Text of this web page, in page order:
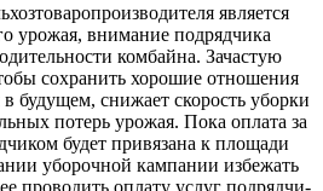
явля­ет­ся
уро­жая, вни­ма­ние под­ряд­чи­ка
ком­бай­на. Зача­стую
сохра­нить хоро­шие отно­ше­ния
в буду­щем, сни­жа­ет ско­рость убор­ки
потерь уро­жая. Пока опла­та за
будет при­вя­за­на к пло­ща­ди
убо­роч­ной кам­па­нии избе­жать
про­во­дить опла­ту услуг под­ряд­чи­